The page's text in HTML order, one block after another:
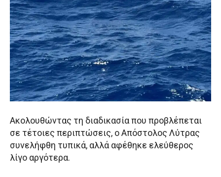
Ακολουθώντας τη διαδικασία που προβλέπεται
σε τέτοιες περιπτώσεις, ο Απόστολος Λύτρας
συνελήφθη τυπικά, αλλά αφέθηκε ελεύθερος
λίγο αργότερα.